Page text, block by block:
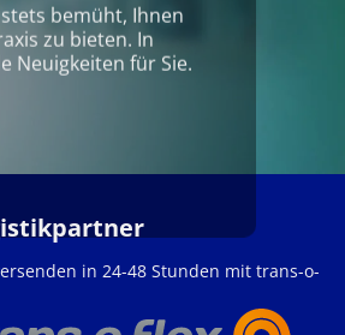
bemüht, Ihnen
zu bieten. In
Neuigkeiten für Sie.
in 24-48 Stunden mit trans-o-